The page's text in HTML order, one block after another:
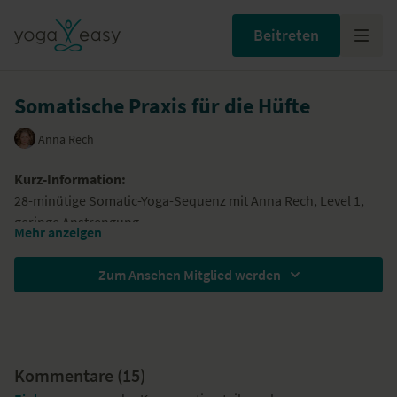
Beitreten
Somatische Praxis für die Hüfte
Anna Rech
Kurz-Information:
28-minütige Somatic-Yoga-Sequenz mit Anna Rech, Level 1,
geringe Anstrengung
Hinweis:Dieses Video ist Teil unseres „Somatic Yoga: Raus aus
dem Kopf, rein in den Körper”-Programms.
... kannst du zu tiefer Entspannung und heilsamer Präsenz
Mehr anzeigen
Zum Ansehen Mitglied werden
Kommentare (15)